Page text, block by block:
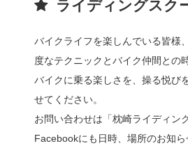
ライディングスク
バイクライフを楽しんでいる皆様
度なテクニックとバイク仲間との
バイクに乗る楽しさを、操る悦び
せてください。
お問い合わせは「枕崎ライディン
Facebookにも日時、場所のお知ら